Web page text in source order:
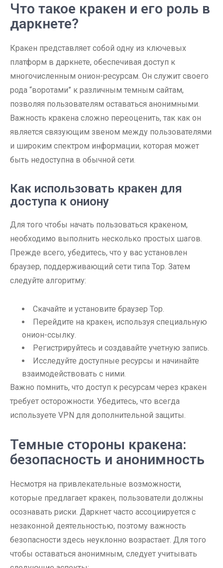
Что такое кракен и его роль в
даркнете?
Кракен представляет собой одну из ключевых
платформ в даркнете, обеспечивая доступ к
многочисленным онион-ресурсам. Он служит своего
рода “воротами” к различным темным сайтам,
позволяя пользователям оставаться анонимными.
Важность кракена сложно переоценить, так как он
является связующим звеном между пользователями
и широким спектром информации, которая может
быть недоступна в обычной сети.
Как использовать кракен для
доступа к ониону
Для того чтобы начать пользоваться кракеном,
необходимо выполнить несколько простых шагов.
Прежде всего, убедитесь, что у вас установлен
браузер, поддерживающий сети типа Тор. Затем
следуйте алгоритму:
Скачайте и установите браузер Тор.
Перейдите на кракен, используя специальную
онион-ссылку.
Регистрируйтесь и создавайте учетную запись.
Исследуйте доступные ресурсы и начинайте
взаимодействовать с ними.
Важно помнить, что доступ к ресурсам через кракен
требует осторожности. Убедитесь, что всегда
используете VPN для дополнительной защиты.
Темные стороны кракена:
безопасность и анонимность
Несмотря на привлекательные возможности,
которые предлагает кракен, пользователи должны
осознавать риски. Даркнет часто ассоциируется с
незаконной деятельностью, поэтому важность
безопасности здесь неуклонно возрастает. Для того
чтобы оставаться анонимным, следует учитывать